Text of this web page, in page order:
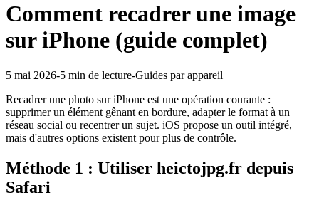
Comment recadrer une image
sur iPhone (guide complet)
5 mai 2026-5 min de lecture-Guides par appareil
Recadrer une photo sur iPhone est une opération courante :
supprimer un élément gênant en bordure, adapter le format à un
réseau social ou recentrer un sujet. iOS propose un outil intégré,
mais d'autres options existent pour plus de contrôle.
Méthode 1 : Utiliser heictojpg.fr depuis
Safari